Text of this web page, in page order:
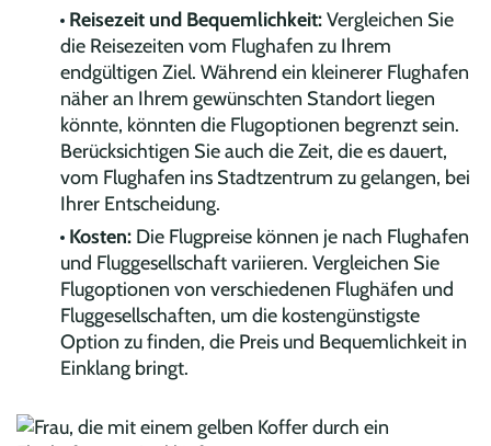
Reisezeit und Bequemlichkeit:Vergleichen Sie
die Reisezeiten vom Flughafen zu Ihrem
endgültigen Ziel. Während ein kleinerer Flughafen
näher an Ihrem gewünschten Standort liegen
könnte, könnten die Flugoptionen begrenzt sein.
Berücksichtigen Sie auch die Zeit, die es dauert,
vom Flughafen ins Stadtzentrum zu gelangen, bei
Ihrer Entscheidung.
Kosten: Die Flugpreise können je nach Flughafen
und Fluggesellschaft variieren. Vergleichen Sie
Flugoptionen von verschiedenen Flughäfen und
Fluggesellschaften, um die kostengünstigste
Option zu finden, die Preis und Bequemlichkeit in
Einklang bringt.